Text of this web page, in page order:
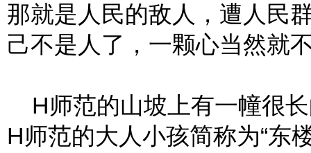
那就是人民的敌人，遭人民
己不是人了，一颗心当然就
H师范的山坡上有一幢很
H师范的大人小孩简称为“东